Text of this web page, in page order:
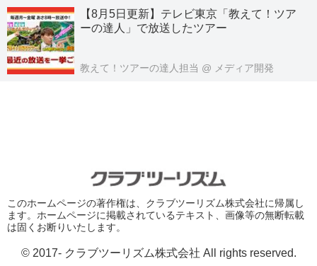
【8月5日更新】テレビ東京「教えて！ツア
ーの達人」で放送したツアー
教えて！ツアーの達人担当 @ メディア開発
このホームページの著作権は、クラブツーリズム株式会社に帰属し
ます。ホームページに掲載されているテキスト、画像等の無断転載
は固くお断りいたします。
© 2017- クラブツーリズム株式会社 All rights reserved.